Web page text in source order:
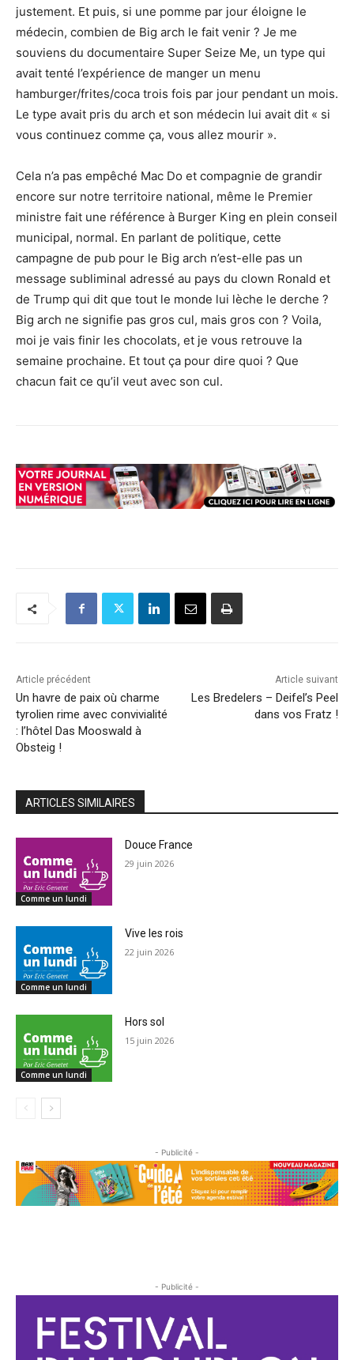
justement. Et puis, si une pomme par jour éloigne le
médecin, combien de Big arch le fait venir ? Je me
souviens du documentaire Super Seize Me, un type qui
avait tenté l’expérience de manger un menu
hamburger/frites/coca trois fois par jour pendant un mois.
Le type avait pris du arch et son médecin lui avait dit « si
vous continuez comme ça, vous allez mourir ».
Cela n’a pas empêché Mac Do et compagnie de grandir
encore sur notre territoire national, même le Premier
ministre fait une référence à Burger King en plein conseil
municipal, normal. En parlant de politique, cette
campagne de pub pour le Big arch n’est-elle pas un
message subliminal adressé au pays du clown Ronald et
de Trump qui dit que tout le monde lui lèche le derche ?
Big arch ne signifie pas gros cul, mais gros con ? Voila,
moi je vais finir les chocolats, et je vous retrouve la
semaine prochaine. Et tout ça pour dire quoi ? Que
chacun fait ce qu’il veut avec son cul.
Article précédent
Un havre de paix où charme
tyrolien rime avec convivialité
: l’hôtel Das Mooswald à
Obsteig !
Article suivant
Les Bredelers – Deifel’s Peel
dans vos Fratz !
ARTICLES SIMILAIRES
Comme un lundi
Douce France
29 juin 2026
Comme un lundi
Vive les rois
22 juin 2026
Comme un lundi
Hors sol
15 juin 2026
- Publicité -
- Publicité -